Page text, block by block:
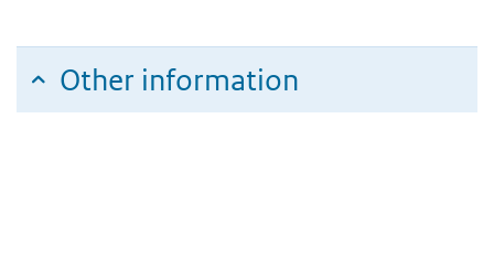
Other information